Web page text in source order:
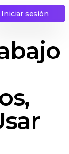
Iniciar sesión